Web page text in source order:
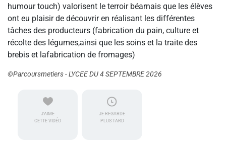
humour touch) valorisent le terroir béarnais que les élèves
ont eu plaisir de découvrir en réalisant les différentes
tâches des producteurs (fabrication du pain, culture et
récolte des légumes,ainsi que les soins et la traite des
brebis et lafabrication de fromages)
©Parcoursmetiers - LYCEE DU 4 SEPTEMBRE 2026
J'AIME
CETTE VIDÉO
JE REGARDE
PLUS TARD